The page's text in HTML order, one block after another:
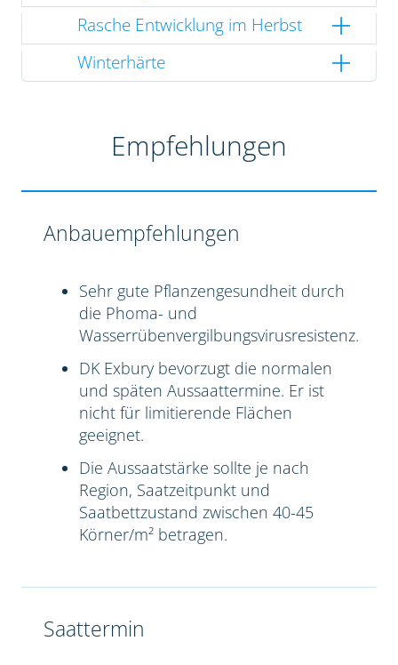
Rasche Entwicklung im Herbst
Winterhärte
Empfehlungen
Anbauempfehlungen
Sehr gute Pflanzengesundheit durch
die Phoma- und
Wasserrübenvergilbungsvirusresistenz.
DK Exbury bevorzugt die normalen
und späten Aussaattermine. Er ist
nicht für limitierende Flächen
geeignet.
Die Aussaatstärke sollte je nach
Region, Saatzeitpunkt und
Saatbettzustand zwischen 40-45
Körner/m² betragen.
Saattermin